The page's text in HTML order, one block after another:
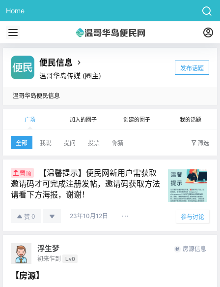
Home
便民信息
温哥华岛传媒 (圈主)
发布话题
温哥华岛便民信息
广场 加入的圈子 创建的圈子 我的话题
全部 我说 提问 投票 你猜 筛选
置顶
【温馨提示】便民网新用户需获取
邀请码才可完成注册发帖，邀请码获取方法
请看下方海报，谢谢！
赞 0 23年10月12日 参与讨论
浮生梦
初来乍到 Lv0
房源信息
【房源】